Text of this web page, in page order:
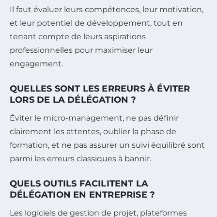
Il faut évaluer leurs compétences, leur motivation,
et leur potentiel de développement, tout en
tenant compte de leurs aspirations
professionnelles pour maximiser leur
engagement.
QUELLES SONT LES ERREURS À ÉVITER
LORS DE LA DÉLÉGATION ?
Éviter le micro-management, ne pas définir
clairement les attentes, oublier la phase de
formation, et ne pas assurer un suivi équilibré sont
parmi les erreurs classiques à bannir.
QUELS OUTILS FACILITENT LA
DÉLÉGATION EN ENTREPRISE ?
Les logiciels de gestion de projet, plateformes